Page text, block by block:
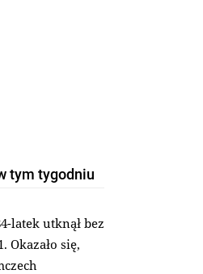
tym tygodniu
latek utknął bez
Okazało się,